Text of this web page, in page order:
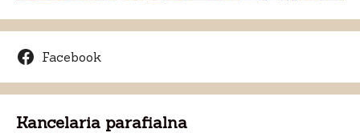
Facebook
Kancelaria parafialna